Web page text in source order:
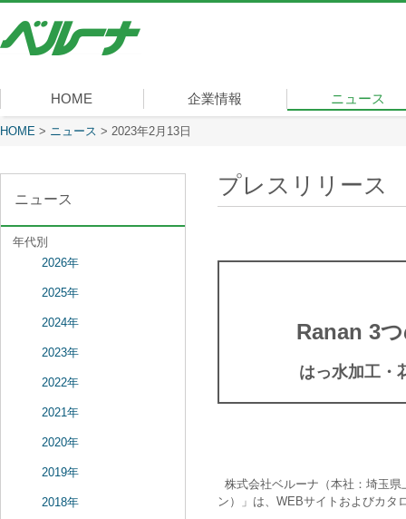
式
ベ
ル
ー
HOME 企業情報
社長メッセージ
会社概要
経営理念
沿革
組織図
事業内容
役員一覧
所在地
ニュース
現在表示しているページ
HOME > ニュース > 2023年2月13日
プレスリリース
Ranan 3
はっ水加工・
株式会社ベルーナ（本社：埼玉
ン）」は、WEBサイトおよびカタ
ニュース
年代別
2026年
2025年
2024年
2023年
2022年
2021年
2020年
2019年
2018年